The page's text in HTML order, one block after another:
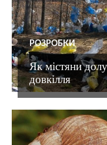
РОЗРОБКИ
Як містяни
довкілля